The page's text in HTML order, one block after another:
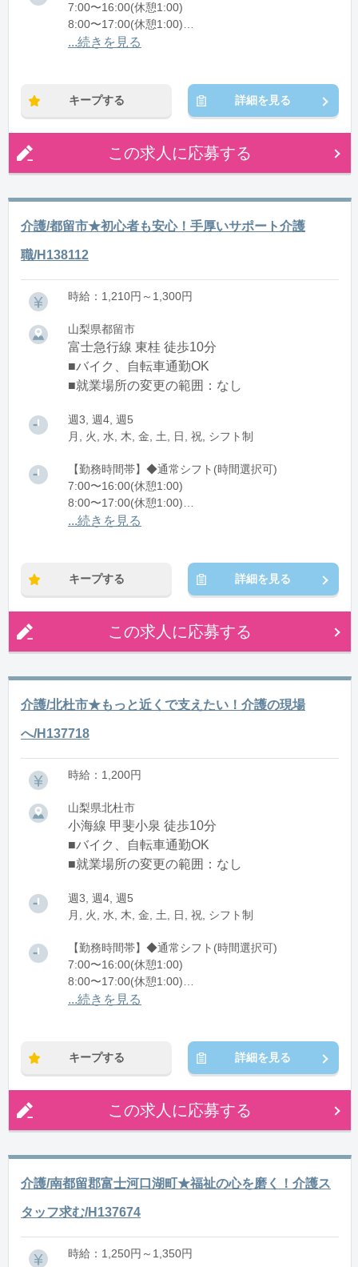
7:00〜16:00(休憩1:00)
8:00〜17:00(休憩1:00)
12:00〜21:00(休憩1:00)
...続きを見る
キープする 詳細を見る
この求人に応募する
介護/都留市★初心者も安心！手厚いサポート介護
職/H138112
時給：1,210円～1,300円
山梨県都留市
富士急行線 東桂 徒歩10分
■バイク、自転車通勤OK
■就業場所の変更の範囲：なし
週3, 週4, 週5
月, 火, 水, 木, 金, 土, 日, 祝, シフト制
【勤務時間帯】◆通常シフト(時間選択可)
7:00〜16:00(休憩1:00)
8:00〜17:00(休憩1:00)
12:00〜21:00(休憩1:00)
...続きを見る
キープする 詳細を見る
この求人に応募する
介護/北杜市★もっと近くで支えたい！介護の現場
へ/H137718
時給：1,200円
山梨県北杜市
小海線 甲斐小泉 徒歩10分
■バイク、自転車通勤OK
■就業場所の変更の範囲：なし
週3, 週4, 週5
月, 火, 水, 木, 金, 土, 日, 祝, シフト制
【勤務時間帯】◆通常シフト(時間選択可)
7:00〜16:00(休憩1:00)
8:00〜17:00(休憩1:00)
12:00〜21:00(休憩1:00)
...続きを見る
キープする 詳細を見る
この求人に応募する
介護/南都留郡富士河口湖町★福祉の心を磨く！介護ス
タッフ求む/H137674
時給：1,250円～1,350円